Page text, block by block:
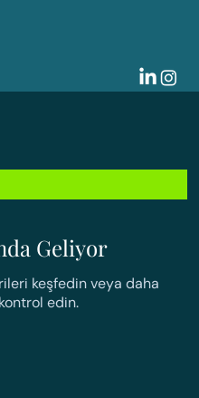
Geliyor
keşfedin veya daha
edin.